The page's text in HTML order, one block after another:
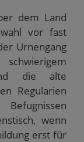
dem Land
vor fast
Urnengang
die alte
Regularien
wenn
erst für